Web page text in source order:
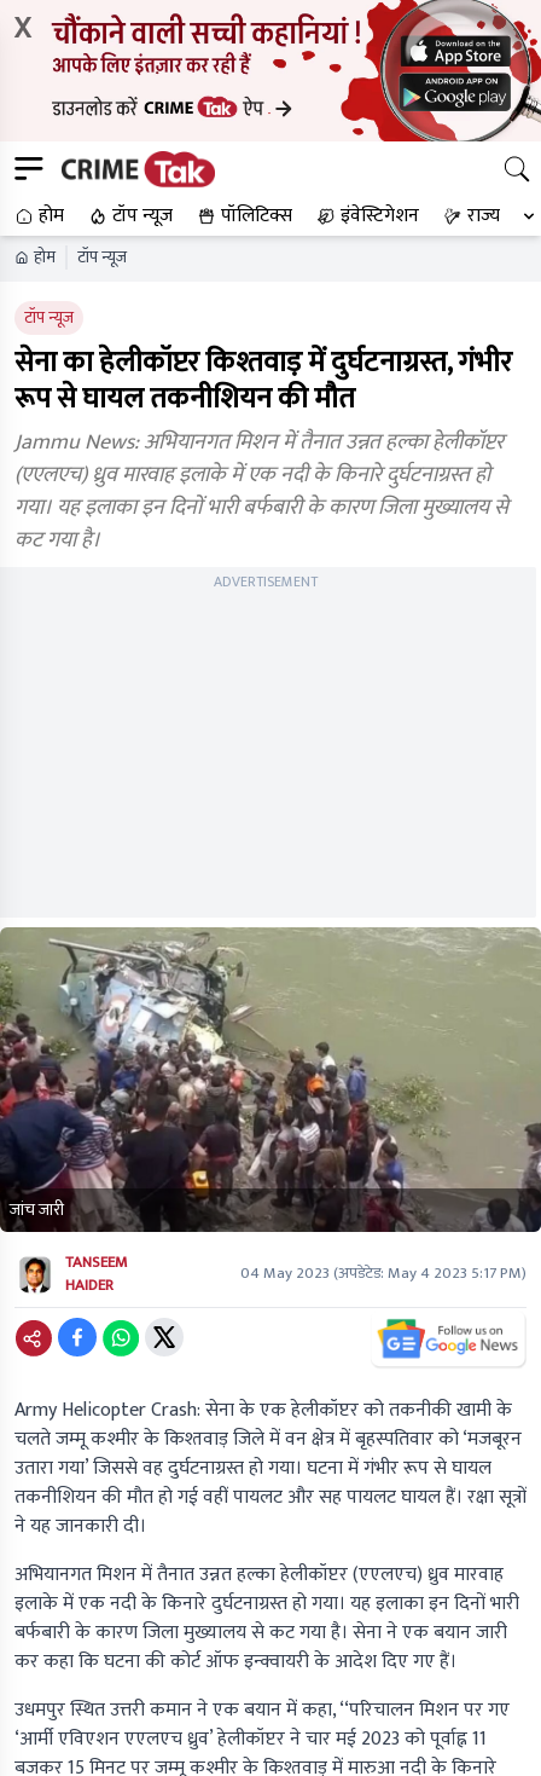
X
होम टॉप न्यूज पॉलिटिक्स इंवेस्टिगेशन राज्य
होम टॉप न्यूज
टॉप न्यूज
सेना का हेलीकॉप्टर किश्तवाड़ में दुर्घटनाग्रस्त, गंभीर
रूप से घायल तकनीशियन की मौत
Jammu News: अभियानगत मिशन में तैनात उन्नत हल्का हेलीकॉप्टर
(एएलएच) ध्रुव मारवाह इलाके में एक नदी के किनारे दुर्घटनाग्रस्त हो
गया। यह इलाका इन दिनों भारी बर्फबारी के कारण जिला मुख्यालय से
कट गया है।
ADVERTISEMENT
जांच जारी
TANSEEM
HAIDER
04 May 2023(अपडेटेड:May 4 2023 5:17 PM)
Army Helicopter Crash: सेना के एक हेलीकॉप्टर को तकनीकी खामी के
चलते जम्मू कश्मीर के किश्तवाड़ जिले में वन क्षेत्र में बृहस्पतिवार को ‘मजबूरन
उतारा गया’ जिससे वह दुर्घटनाग्रस्त हो गया। घटना में गंभीर रूप से घायल
तकनीशियन की मौत हो गई वहीं पायलट और सह पायलट घायल हैं। रक्षा सूत्रों
ने यह जानकारी दी।
अभियानगत मिशन में तैनात उन्नत हल्का हेलीकॉप्टर (एएलएच) ध्रुव मारवाह
इलाके में एक नदी के किनारे दुर्घटनाग्रस्त हो गया। यह इलाका इन दिनों भारी
बर्फबारी के कारण जिला मुख्यालय से कट गया है। सेना ने एक बयान जारी
कर कहा कि घटना की कोर्ट ऑफ इन्क्वायरी के आदेश दिए गए हैं।
उधमपुर स्थित उत्तरी कमान ने एक बयान में कहा, ‘‘परिचालन मिशन पर गए
‘आर्मी एविएशन एएलएच ध्रुव’ हेलीकॉप्टर ने चार मई 2023 को पूर्वाह्न 11
बजकर 15 मिनट पर जम्मू कश्मीर के किश्तवाड़ में मारुआ नदी के किनारे